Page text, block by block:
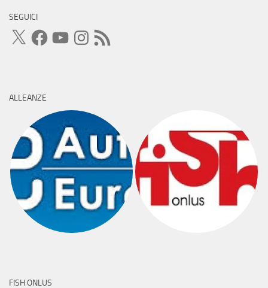
SEGUICI
X FacebookYouTubeInstagram
Feed
RSS
ALLEANZE
FISH ONLUS